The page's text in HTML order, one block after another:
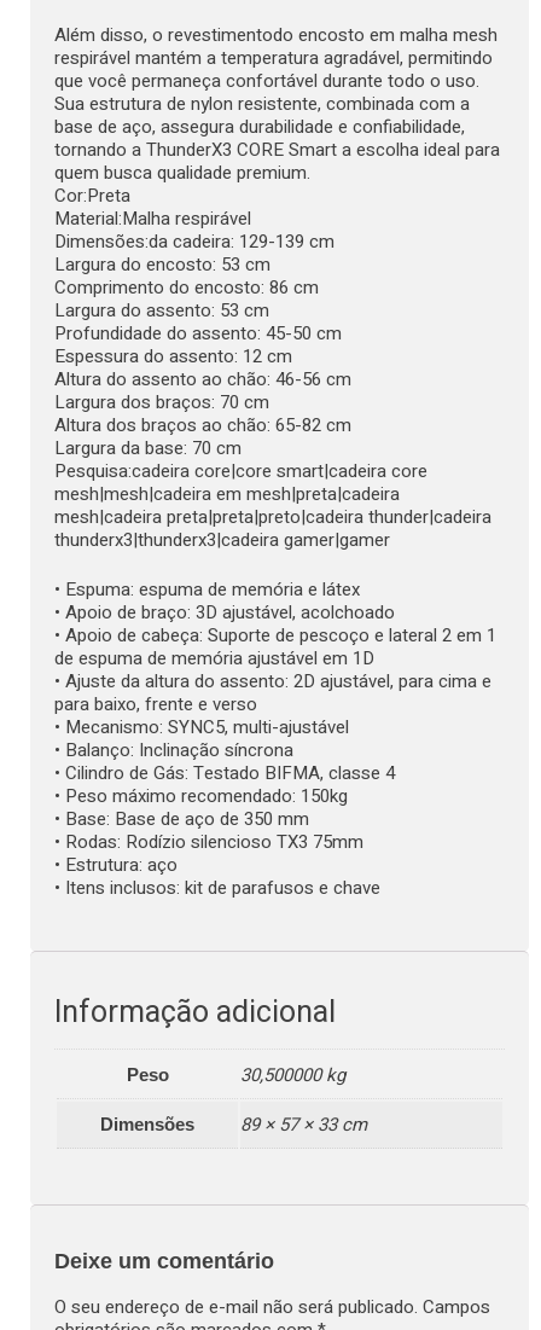
Além disso, o revestimentodo encosto em malha mesh
respirável mantém a temperatura agradável, permitindo
que você permaneça confortável durante todo o uso.
Sua estrutura de nylon resistente, combinada com a
base de aço, assegura durabilidade e confiabilidade,
tornando a ThunderX3 CORE Smart a escolha ideal para
quem busca qualidade premium.
Cor:Preta
Material:Malha respirável
Dimensões:da cadeira: 129-139 cm
Largura do encosto: 53 cm
Comprimento do encosto: 86 cm
Largura do assento: 53 cm
Profundidade do assento: 45-50 cm
Espessura do assento: 12 cm
Altura do assento ao chão: 46-56 cm
Largura dos braços: 70 cm
Altura dos braços ao chão: 65-82 cm
Largura da base: 70 cm
Pesquisa:cadeira core|core smart|cadeira core
mesh|mesh|cadeira em mesh|preta|cadeira
mesh|cadeira preta|preta|preto|cadeira thunder|cadeira
thunderx3|thunderx3|cadeira gamer|gamer
• Espuma: espuma de memória e látex
• Apoio de braço: 3D ajustável, acolchoado
• Apoio de cabeça: Suporte de pescoço e lateral 2 em 1
de espuma de memória ajustável em 1D
• Ajuste da altura do assento: 2D ajustável, para cima e
para baixo, frente e verso
• Mecanismo: SYNC5, multi-ajustável
• Balanço: Inclinação síncrona
• Cilindro de Gás: Testado BIFMA, classe 4
• Peso máximo recomendado: 150kg
• Base: Base de aço de 350 mm
• Rodas: Rodízio silencioso TX3 75mm
• Estrutura: aço
• Itens inclusos: kit de parafusos e chave
Informação adicional
Peso 30,500000 kg
Dimensões 89 × 57 × 33 cm
Deixe um comentário
O seu endereço de e-mail não será publicado. Campos